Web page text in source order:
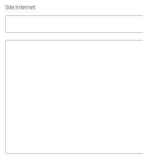
Site Internet